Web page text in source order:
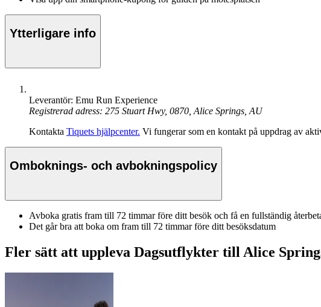
Ytterligare info
Leverantör: Emu Run Experience
Registrerad adress: 275 Stuart Hwy, 0870, Alice Springs, AU
Kontakta Tiquets hjälpcenter. Vi fungerar som en kontakt på uppdrag av
Omboknings- och avbokningspolicy
Avboka gratis fram till 72 timmar före ditt besök och få en fullständig
Det går bra att boka om fram till 72 timmar före ditt besöksdatum
Fler sätt att uppleva Dagsutflykter till Alice